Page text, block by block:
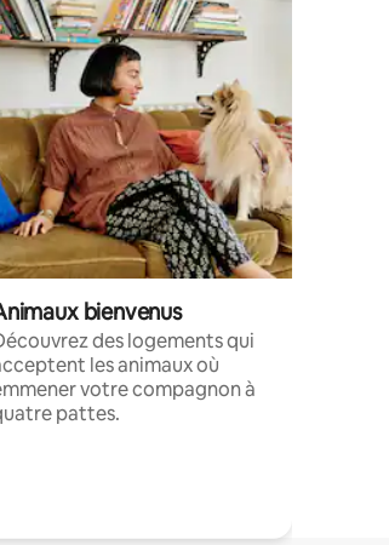
bienvenus
des logements qui
les animaux où
votre compagnon à
pattes.